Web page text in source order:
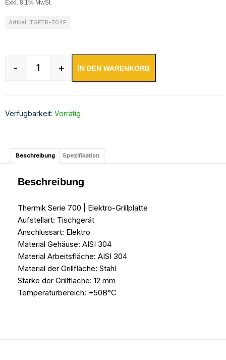
Exkl. 8,1% MwSt.
Artikel: TGFTR-704E
Thermik Serie 700 I Elektro-Grillplatte I FTR-
- + IN DEN WARENKORB
Verfügbarkeit: Vorrätig
Beschreibung Spezifikation
Beschreibung
Thermik Serie 700 | Elektro-Grillplatte
Aufstellart: Tischgerät
Anschlussart: Elektro
Material Gehäuse: AISI 304
Material Arbeitsfläche: AISI 304
Material der Grillfläche: Stahl
Stärke der Grillfläche: 12 mm
Temperaturbereich: +50В°C